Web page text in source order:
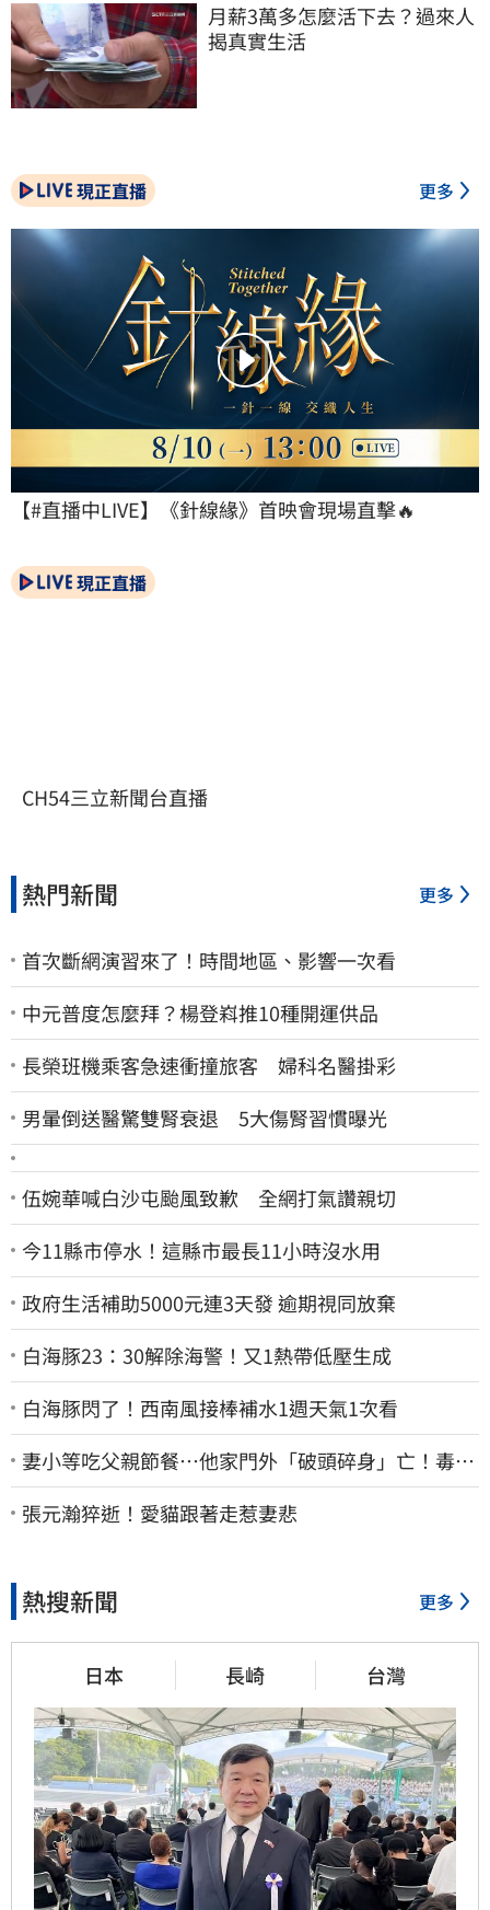
月薪3萬多怎麼活下去？過來人
揭真實生活
現正直播 更多
【#直播中LIVE】《針線緣》首映會現場直擊🔥
現正直播
CH54三立新聞台直播
熱門新聞 更多
首次斷網演習來了！時間地區、影響一次看
中元普度怎麼拜？楊登嵙推10種開運供品
長榮班機乘客急速衝撞旅客 婦科名醫掛彩
男暈倒送醫驚雙腎衰退 5大傷腎習慣曝光
伍婉華喊白沙屯颱風致歉 全網打氣讚親切
今11縣市停水！這縣市最長11小時沒水用
政府生活補助5000元連3天發 逾期視同放棄
白海豚23：30解除海警！又1熱帶低壓生成
白海豚閃了！西南風接棒補水1週天氣1次看
妻小等吃父親節餐⋯他家門外「破頭碎身」亡！毒駕
男一路向南撞死人收押
張元瀚猝逝！愛貓跟著走惹妻悲
熱搜新聞 更多
日本 長崎 台灣